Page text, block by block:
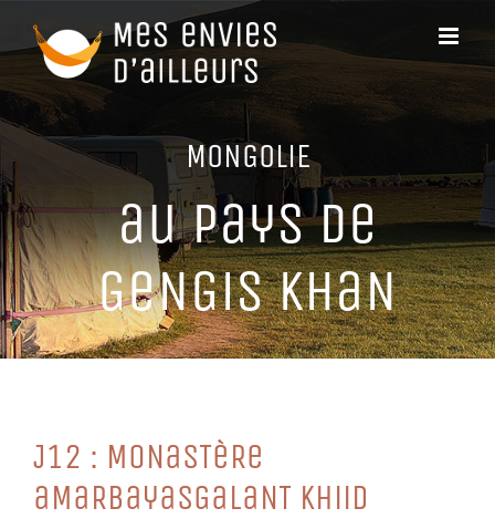
contenu
MoNGoLiE
au PayS De
GeNGiS KHaN
J12 : MoNaSTèRe
aMaRBayaSGaLaNT KHiiD